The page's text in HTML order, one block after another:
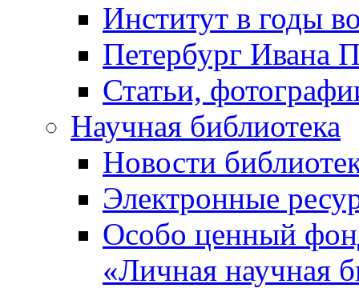
Институт в годы
Петербург Ивана
Статьи,
Научная библиотека
Новости
Электронные
Особо ценный
«Личная научная